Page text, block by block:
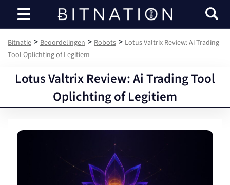
Bitnatie
Bitnatie > Beoordelingen > Robots > Lotus Valtrix Review: Ai Trading
Tool Oplichting of Legitiem
Lotus Valtrix Review: Ai Trading Tool
Oplichting of Legitiem